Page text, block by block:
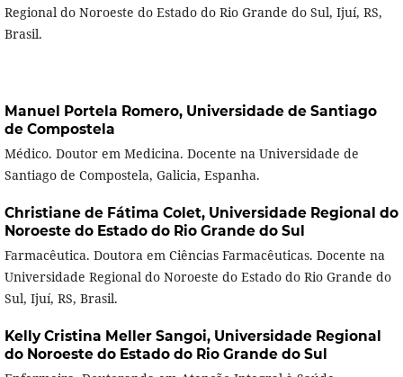
Regional do Noroeste do Estado do Rio Grande do Sul, Ijuí, RS,
Brasil.
Manuel Portela Romero, Universidade de Santiago
de Compostela
Médico. Doutor em Medicina. Docente na Universidade de
Santiago de Compostela, Galicia, Espanha.
Christiane de Fátima Colet, Universidade Regional do
Noroeste do Estado do Rio Grande do Sul
Farmacêutica. Doutora em Ciências Farmacêuticas. Docente na
Universidade Regional do Noroeste do Estado do Rio Grande do
Sul, Ijuí, RS, Brasil.
Kelly Cristina Meller Sangoi, Universidade Regional
do Noroeste do Estado do Rio Grande do Sul